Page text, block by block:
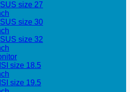
size 27
size 30
size 32
size 18.5
size 19.5